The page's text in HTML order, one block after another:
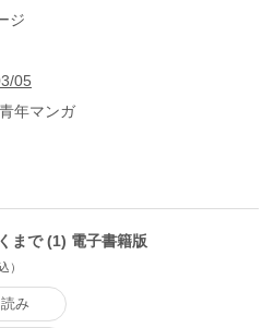
ジ
05
年マンガ
まで (1) 電子書籍版
）
み